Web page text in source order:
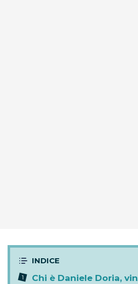
Chi è Daniele Doria,